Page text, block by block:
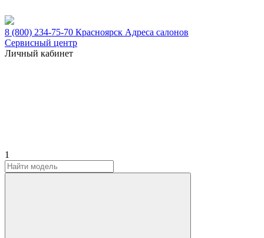
8 (800) 234-75-70 Красноярск Адреса салонов
Сервисный центр
Личный кабинет
1